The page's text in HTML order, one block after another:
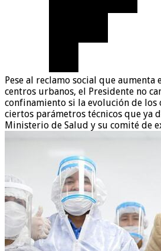
Pese al reclamo social que aumenta
centros urbanos, el Presidente no
confinamiento si la evolución de los
ciertos parámetros técnicos que ya
Ministerio de Salud y su comité de